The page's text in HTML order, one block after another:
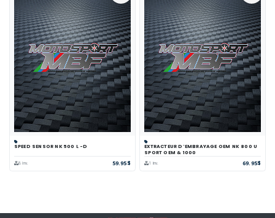
SPEED SENSOR NK 500 L -D
8 inv. 59.95$
EXTRACTEUR D'EMBRAYAGE OEM NK 800 U
SPORT OEM & 1000
1 inv. 69.95$